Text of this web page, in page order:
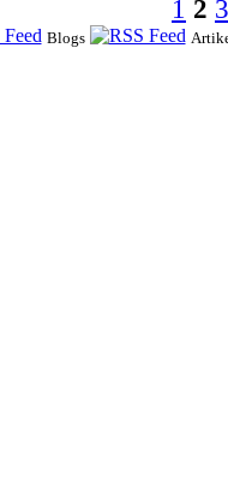
1 2 3
Blogs